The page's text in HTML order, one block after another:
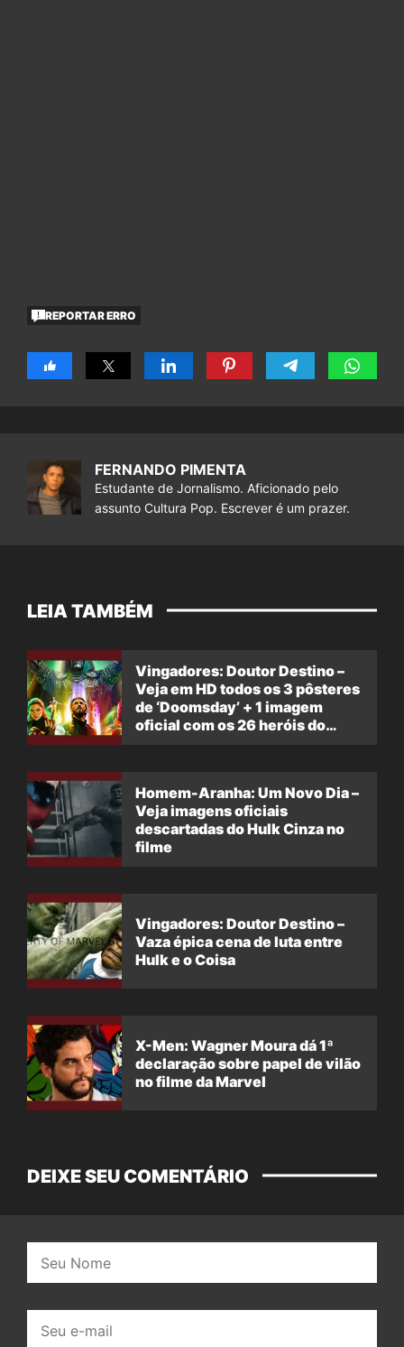
REPORTAR ERRO
FERNANDO PIMENTA
Estudante de Jornalismo. Aficionado pelo
assunto Cultura Pop. Escrever é um prazer.
LEIA TAMBÉM
Vingadores: Doutor Destino –
Veja em HD todos os 3 pôsteres
de ‘Doomsday’ + 1 imagem
oficial com os 26 heróis do
Homem-Aranha: Um Novo Dia –
Veja imagens oficiais
descartadas do Hulk Cinza no
filme
Vingadores: Doutor Destino –
Vaza épica cena de luta entre
Hulk e o Coisa
X-Men: Wagner Moura dá 1ª
declaração sobre papel de vilão
no filme da Marvel
DEIXE SEU COMENTÁRIO
mail: